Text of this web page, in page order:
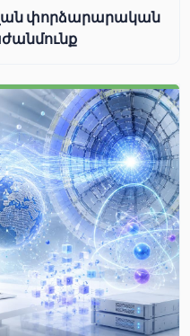
փորձարարական